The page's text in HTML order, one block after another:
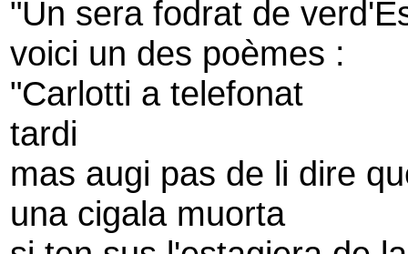
"Un sera fodrat de
voici un des poèmes :
"Carlotti a telefonat
tardi
mas augi pas de li dire
una cigala muorta